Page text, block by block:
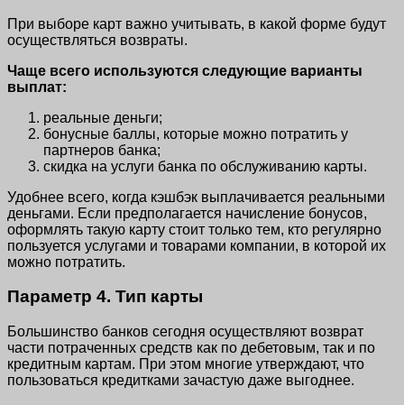
При выборе карт важно учитывать, в какой форме будут
осуществляться возвраты.
Чаще всего используются следующие варианты
выплат:
реальные деньги;
бонусные баллы, которые можно потратить у
партнеров банка;
скидка на услуги банка по обслуживанию карты.
Удобнее всего, когда кэшбэк выплачивается реальными
деньгами. Если предполагается начисление бонусов,
оформлять такую карту стоит только тем, кто регулярно
пользуется услугами и товарами компании, в которой их
можно потратить.
Параметр 4. Тип карты
Большинство банков сегодня осуществляют возврат
части потраченных средств как по дебетовым, так и по
кредитным картам. При этом многие утверждают, что
пользоваться кредитками зачастую даже выгоднее.